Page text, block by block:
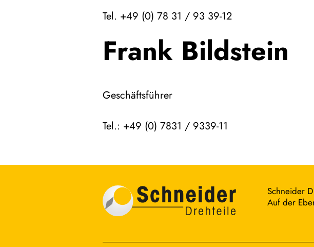
Tel. +49 (0) 78 31 / 93 39-12
Frank Bildstein
Geschäftsführer
Tel.: +49 (0) 7831 / 9339-11
Schneider
Auf der